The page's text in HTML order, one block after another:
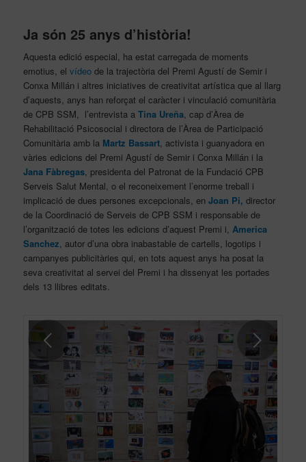
Ja són 25 anys d’història!
Aquesta edició especial, ha estat carregada de moments
emotius, el vídeode la trajectòria del Premi Agustí de Semir i
Conxa Millán i altres iniciatives de creativitat artística que al llarg
d’aquests, anys han reforçat el caràcter i vinculació comunitària
de CPB SSM, l’entrevista a Tina Ureña, cap d’Àrea de
Rehabilitació Psicosocial i directora de l’Àrea de Participació
Comunitària amb la Martz Bassart, activista i guanyadora en
vàries edicions del Premi Agustí de Semir i Conxa Millán i la
Jana Fàbregas, presidenta del Patronat de la Fundació CPB
Serveis Salut Mental, o el reconeixement l’enorme treball i
implicació de dues persones excepcionals, en Joan Pi, director
de la Coordinació de Serveis de CPB SSM i responsable de
l’organització de totes les edicions d’aquest Premi i, America
Sanchez, autor d’una obra inabastable de cartells, logotips i
campanyes publicitàries qui, en tots aquest anys ha posat la
seva creativitat al servei del Premi i ha dissenyat les portades
dels 13 llibres editats.
Posterior